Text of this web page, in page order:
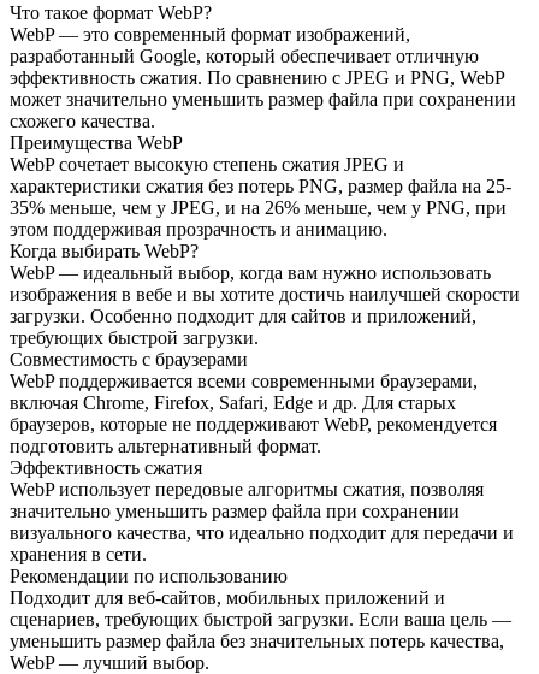
Что такое формат WebP?
WebP — это современный формат изображений,
разработанный Google, который обеспечивает отличную
эффективность сжатия. По сравнению с JPEG и PNG, WebP
может значительно уменьшить размер файла при сохранении
схожего качества.
Преимущества WebP
WebP сочетает высокую степень сжатия JPEG и
характеристики сжатия без потерь PNG, размер файла на 25-
35% меньше, чем у JPEG, и на 26% меньше, чем у PNG, при
этом поддерживая прозрачность и анимацию.
Когда выбирать WebP?
WebP — идеальный выбор, когда вам нужно использовать
изображения в вебе и вы хотите достичь наилучшей скорости
загрузки. Особенно подходит для сайтов и приложений,
требующих быстрой загрузки.
Совместимость с браузерами
WebP поддерживается всеми современными браузерами,
включая Chrome, Firefox, Safari, Edge и др. Для старых
браузеров, которые не поддерживают WebP, рекомендуется
подготовить альтернативный формат.
Эффективность сжатия
WebP использует передовые алгоритмы сжатия, позволяя
значительно уменьшить размер файла при сохранении
визуального качества, что идеально подходит для передачи и
хранения в сети.
Рекомендации по использованию
Подходит для веб-сайтов, мобильных приложений и
сценариев, требующих быстрой загрузки. Если ваша цель —
уменьшить размер файла без значительных потерь качества,
WebP — лучший выбор.